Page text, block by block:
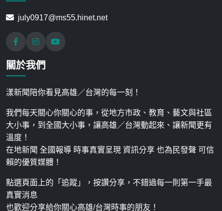
july0917@ms55.hinet.net
關於我們
漾新聞陪你看見高雄／台灣的每一刻！
我們每天關心你關心的事，從地方市政、教育、藝文與社區
大小事，到全國大小事，讓高雄／台灣動起來、讓新聞更有
溫度！
在地新聞 全國報導 時事真實呈現 資訊分享 也為民發聲 可信
賴的優質媒體！
點選頁面上的「追蹤」，按讚分享，不錯過每一則第一手最
真實消息
也歡迎分享給你關心高雄/台灣時事的朋友！